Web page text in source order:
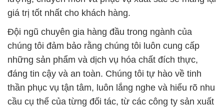
giá trị tốt nhất cho khách hàng.
Đội ngũ chuyên gia hàng đầu trong ngành của
chúng tôi đảm bảo rằng chúng tôi luôn cung cấp
những sản phẩm và dịch vụ hóa chất đích thực,
đáng tin cậy và an toàn. Chúng tôi tự hào về tinh
thần phục vụ tận tâm, luôn lắng nghe và hiểu rõ nhu
cầu cụ thể của từng đối tác, từ các công ty sản xuất